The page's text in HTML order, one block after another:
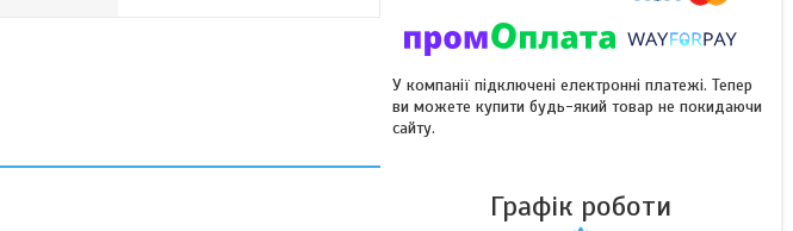
У компанії підключені електронні платежі. Тепер
ви можете купити будь-який товар не покидаючи
сайту.
Графік роботи